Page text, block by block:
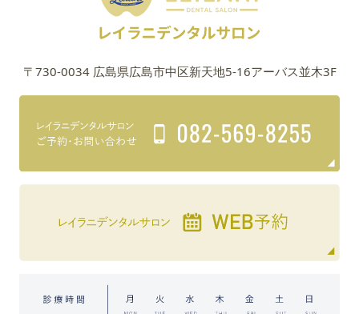
〒730-0034 広島県広島市中区新天地5-16アーバス並木3F